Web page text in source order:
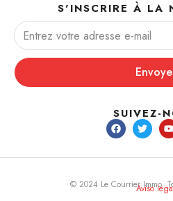
S'INSCRIRE À LA
SUIVEZ-
© 2024 Le Courrier Immo.
Aviso